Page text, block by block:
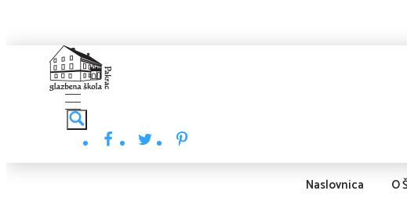
Glazbena škola
Pakrac
Naslovnica O